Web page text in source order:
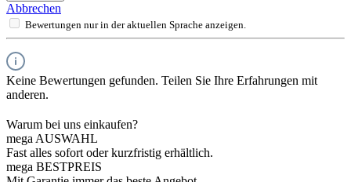
Abbrechen
Bewertungen nur in der aktuellen Sprache anzeigen.
Keine Bewertungen gefunden. Teilen Sie Ihre Erfahrungen mit
anderen.
Warum bei uns einkaufen?
mega AUSWAHL
Fast alles sofort oder kurzfristig erhältlich.
mega BESTPREIS